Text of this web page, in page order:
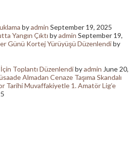
byadmin September 19, 2025
Yangın Çıktı byadmin September 19,
Günü Kortej Yürüyüşü Düzenlendiby
Toplantı Düzenlendibyadmin June 20,
Almadan Cenaze Taşıma Skandalı
Tarihi Muvaffakiyetle 1. Amatör Lig’e